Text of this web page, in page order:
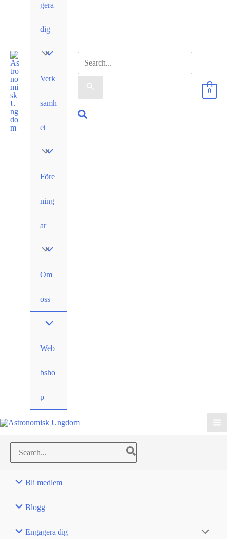
gera
dig
Verk
samh
et
Före
ning
ar
Om
oss
Web
bsho
p
Sök
efter:
Sök
0
Search
for:
Bli medlem
Blogg
Engagera dig